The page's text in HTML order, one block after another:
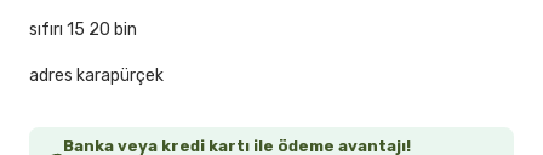
Banka veya kredi kartı ile ödeme avantajı!
sıfırı 15 20 bin
adres karapürçek